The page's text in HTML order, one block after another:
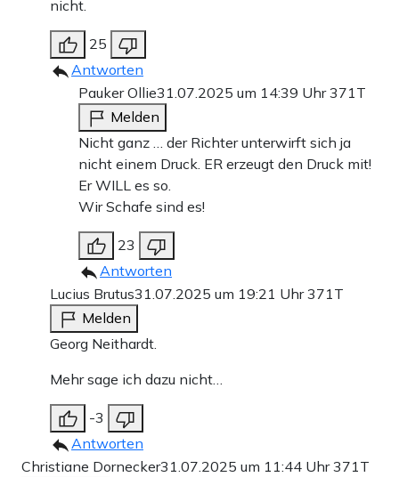
nicht.
25
Antworten
Pauker Ollie31.07.2025 um 14:39 Uhr371T
Melden
Nicht ganz … der Richter unterwirft sich ja
nicht einem Druck. ER erzeugt den Druck mit!
Er WILL es so.
Wir Schafe sind es!
23
Antworten
Lucius Brutus31.07.2025 um 19:21 Uhr371T
Melden
Georg Neithardt.
Mehr sage ich dazu nicht…
-3
Antworten
Christiane Dornecker31.07.2025 um 11:44 Uhr371T